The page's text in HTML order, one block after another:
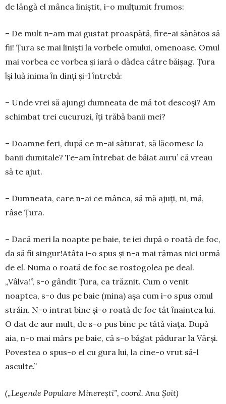
de lângă el mânca liniştit, i-o mulţu­mit frumos:
– De mult n-am mai gustat proaspătă, fire-ai sănătos să
fii! Ţura se mai linişti la vorbele omului, omenoase. Omul
mai vor­bea ce vorbea şi iară o dădea către băişag. Ţura
ȋşi luă inima ȋn dinţi şi-l ȋntrebă:
– Unde vrei să ajungi dumneata de mă tot descoşi? Am
schimbat trei cucuruzi, ȋţi trăbă banii mei?
– Doamne feri, după ce m-ai săturat, să lăcomesc la
banii dumitale? Te-am ȋntrebat de băiat auru’ că vreau
să te ajut.
– Dumneata, care n-ai ce mânca, să mă ajuţi, ni, mă,
râse Ţura.
– Dacă meri la noapte pe baie, te iei după o roată de foc,
da să fii singur!Atâta i-o spus şi n-a mai rămas nici urmă
de el. Numa o roată de foc se rostogolea pe deal.
„Vâlva!”, s-o gândit Ţura, ca trăznit. Cum o venit
noaptea, s-o dus pe baie (mina) aşa cum i-o spus omul
străin. N-o intrat bine şi-o roată de foc tăt ȋnaintea lui.
O dat de aur mult, de s-o pus bine pe tătă viaţa. După
aia, n-o mai mărs pe baie, că s-o băgat pă­durar la Vârşi.
Po­vestea o spus-o el cu gura lui, la cine-o vrut să-l
asculte.”
(„Legende Populare Minerești”, coord. Ana Șoit)